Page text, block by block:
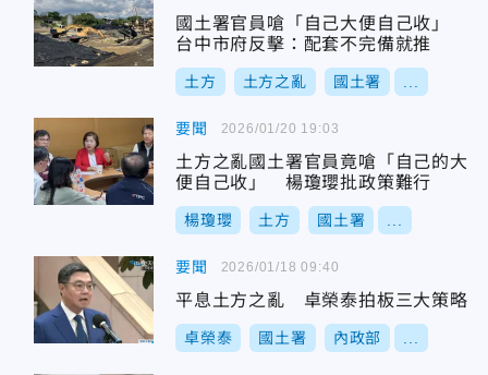
國土署官員嗆「自己大便自己收」
台中市府反擊：配套不完備就推
土方 土方之亂 國土署
要聞
土方之亂國土署官員竟嗆「自己的大
便自己收」 楊瓊瓔批政策難行
楊瓊瓔 土方 國土署
2026/01/20 19:03
要聞
平息土方之亂 卓榮泰拍板三大策略
卓榮泰 國土署 內政部
2026/01/18 09:40